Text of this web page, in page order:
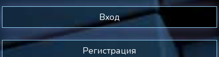
Вход
Регистрация